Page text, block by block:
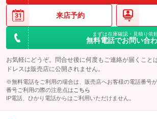
来店予約
まずは在庫確認・見積り依
無料電話でお問い合
お気軽にどうぞ。問合せ後に何度もご連絡が届くこと
ドレスは販売店に公開されません。
※無料電話をご利用の場合は、販売店へお客様の電話番号
番号ご利用の際の注意点は こちら
IP電話、ひかり電話からはご利用いただけません。